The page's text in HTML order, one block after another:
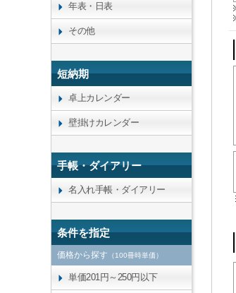
年表・日表
その他
短納期
卓上カレンダー
壁掛けカレンダー
手帳・ダイアリー
名入れ手帳・ダイアリー
条件を指定
価格から探す （100冊時単価）
単価201円～250円以下